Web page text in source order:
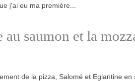
j'ai eu ma première...
au saumon et la
de la pizza, Salomé et Eglantine